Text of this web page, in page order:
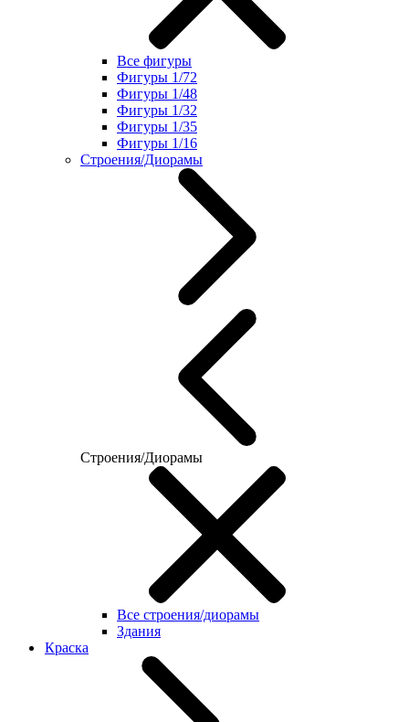
Все фигуры
Фигуры 1/72
Фигуры 1/48
Фигуры 1/32
Фигуры 1/35
Фигуры 1/16
Строения/Диорамы
Строения/Диорамы
Все строения/диорамы
Здания
Краска